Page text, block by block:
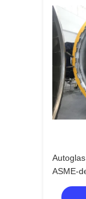
ASME-
Ce-